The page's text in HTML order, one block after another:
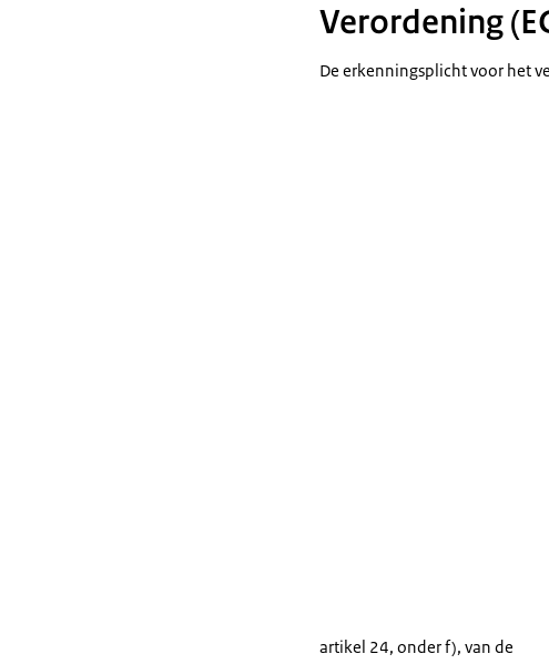
Verordening
De erkenningsplicht voor het
artikel 24, onder f), van de